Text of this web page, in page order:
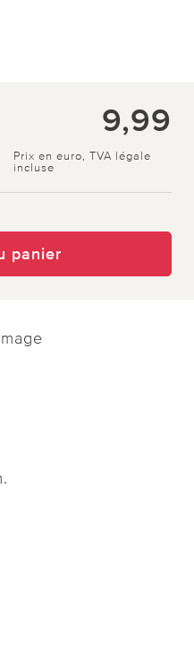
9,99
Prix en euro, TVA légale
incluse
panier